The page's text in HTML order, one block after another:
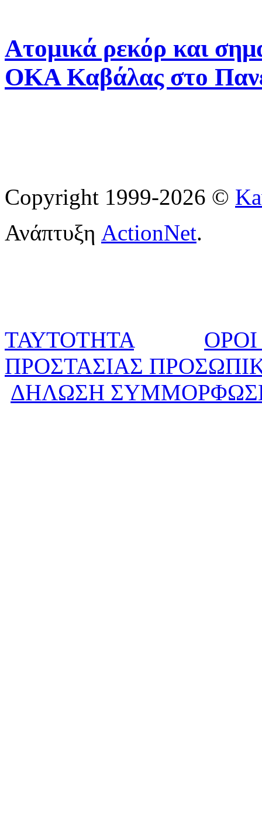
Ατομικά ρεκόρ και
ΟΚΑ Καβάλας στο
Copyright 1999-2026 ©
Ανάπτυξη ActionNet.
ΤΑΥΤΟΤΗΤΑ
ΠΡΟΣΤΑΣΙΑΣ
ΔΗΛΩΣΗ